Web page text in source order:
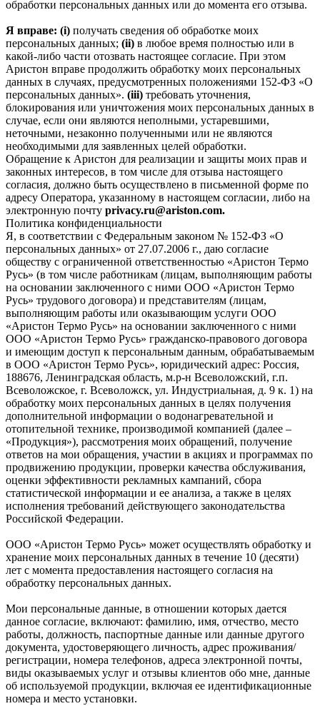
обработки персональных данных или до момента его отзыва.
Я вправе: (i) получать сведения об обработке моих
персональных данных; (ii) в любое время полностью или в
какой-либо части отозвать настоящее согласие. При этом
Аристон вправе продолжить обработку моих персональных
данных в случаях, предусмотренных положениями 152-ФЗ «О
персональных данных». (iii) требовать уточнения,
блокирования или уничтожения моих персональных данных в
случае, если они являются неполными, устаревшими,
неточными, незаконно полученными или не являются
необходимыми для заявленных целей обработки.
Обращение к Аристон для реализации и защиты моих прав и
законных интересов, в том числе для отзыва настоящего
согласия, должно быть осуществлено в письменной форме по
адресу Оператора, указанному в настоящем согласии, либо на
электронную почту privacy.ru@ariston.com.
Политика конфиденциальности
Я, в соответствии с Федеральным законом № 152-ФЗ «О
персональных данных» от 27.07.2006 г., даю согласие
обществу с ограниченной ответственностью «Аристон Термо
Русь» (в том числе работникам (лицам, выполняющим работы
на основании заключенного с ними ООО «Аристон Термо
Русь» трудового договора) и представителям (лицам,
выполняющим работы или оказывающим услуги ООО
«Аристон Термо Русь» на основании заключенного с ними
ООО «Аристон Термо Русь» гражданско-правового договора
и имеющим доступ к персональным данным, обрабатываемым
в ООО «Аристон Термо Русь», юридический адрес: Россия,
188676, Ленинградская область, м.р-н Всеволожский, г.п.
Всеволожское, г. Всеволожск, ул. Индустриальная, д. 9 к. 1) на
обработку моих персональных данных в целях получения
дополнительной информации о водонагревательной и
отопительной технике, производимой компанией (далее –
«Продукция»), рассмотрения моих обращений, получение
ответов на мои обращения, участии в акциях и программах по
продвижению продукции, проверки качества обслуживания,
оценки эффективности рекламных кампаний, сбора
статистической информации и ее анализа, а также в целях
исполнения требований действующего законодательства
Российской Федерации.
ООО «Аристон Термо Русь» может осуществлять обработку и
хранение моих персональных данных в течение 10 (десяти)
лет с момента предоставления настоящего согласия на
обработку персональных данных.
Мои персональные данные, в отношении которых дается
данное согласие, включают: фамилию, имя, отчество, место
работы, должность, паспортные данные или данные другого
документа, удостоверяющего личность, адрес проживания/
регистрации, номера телефонов, адреса электронной почты,
виды оказываемых услуг и отзывы клиентов обо мне, данные
об используемой продукции, включая ее идентификационные
номера и место установки.